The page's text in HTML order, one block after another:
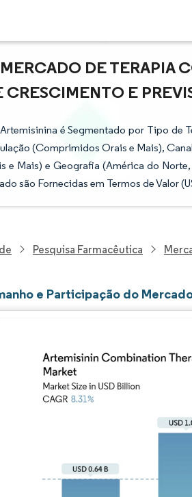
DE TERAPIA
E
é Segmentado por Tipo de
(Comprimidos Orais e Mais),
e Mais) e Geografia (América do
são Fornecidas em Termos de Valor
Pesquisa Farmacêutica
e Participação do
Imagem ©